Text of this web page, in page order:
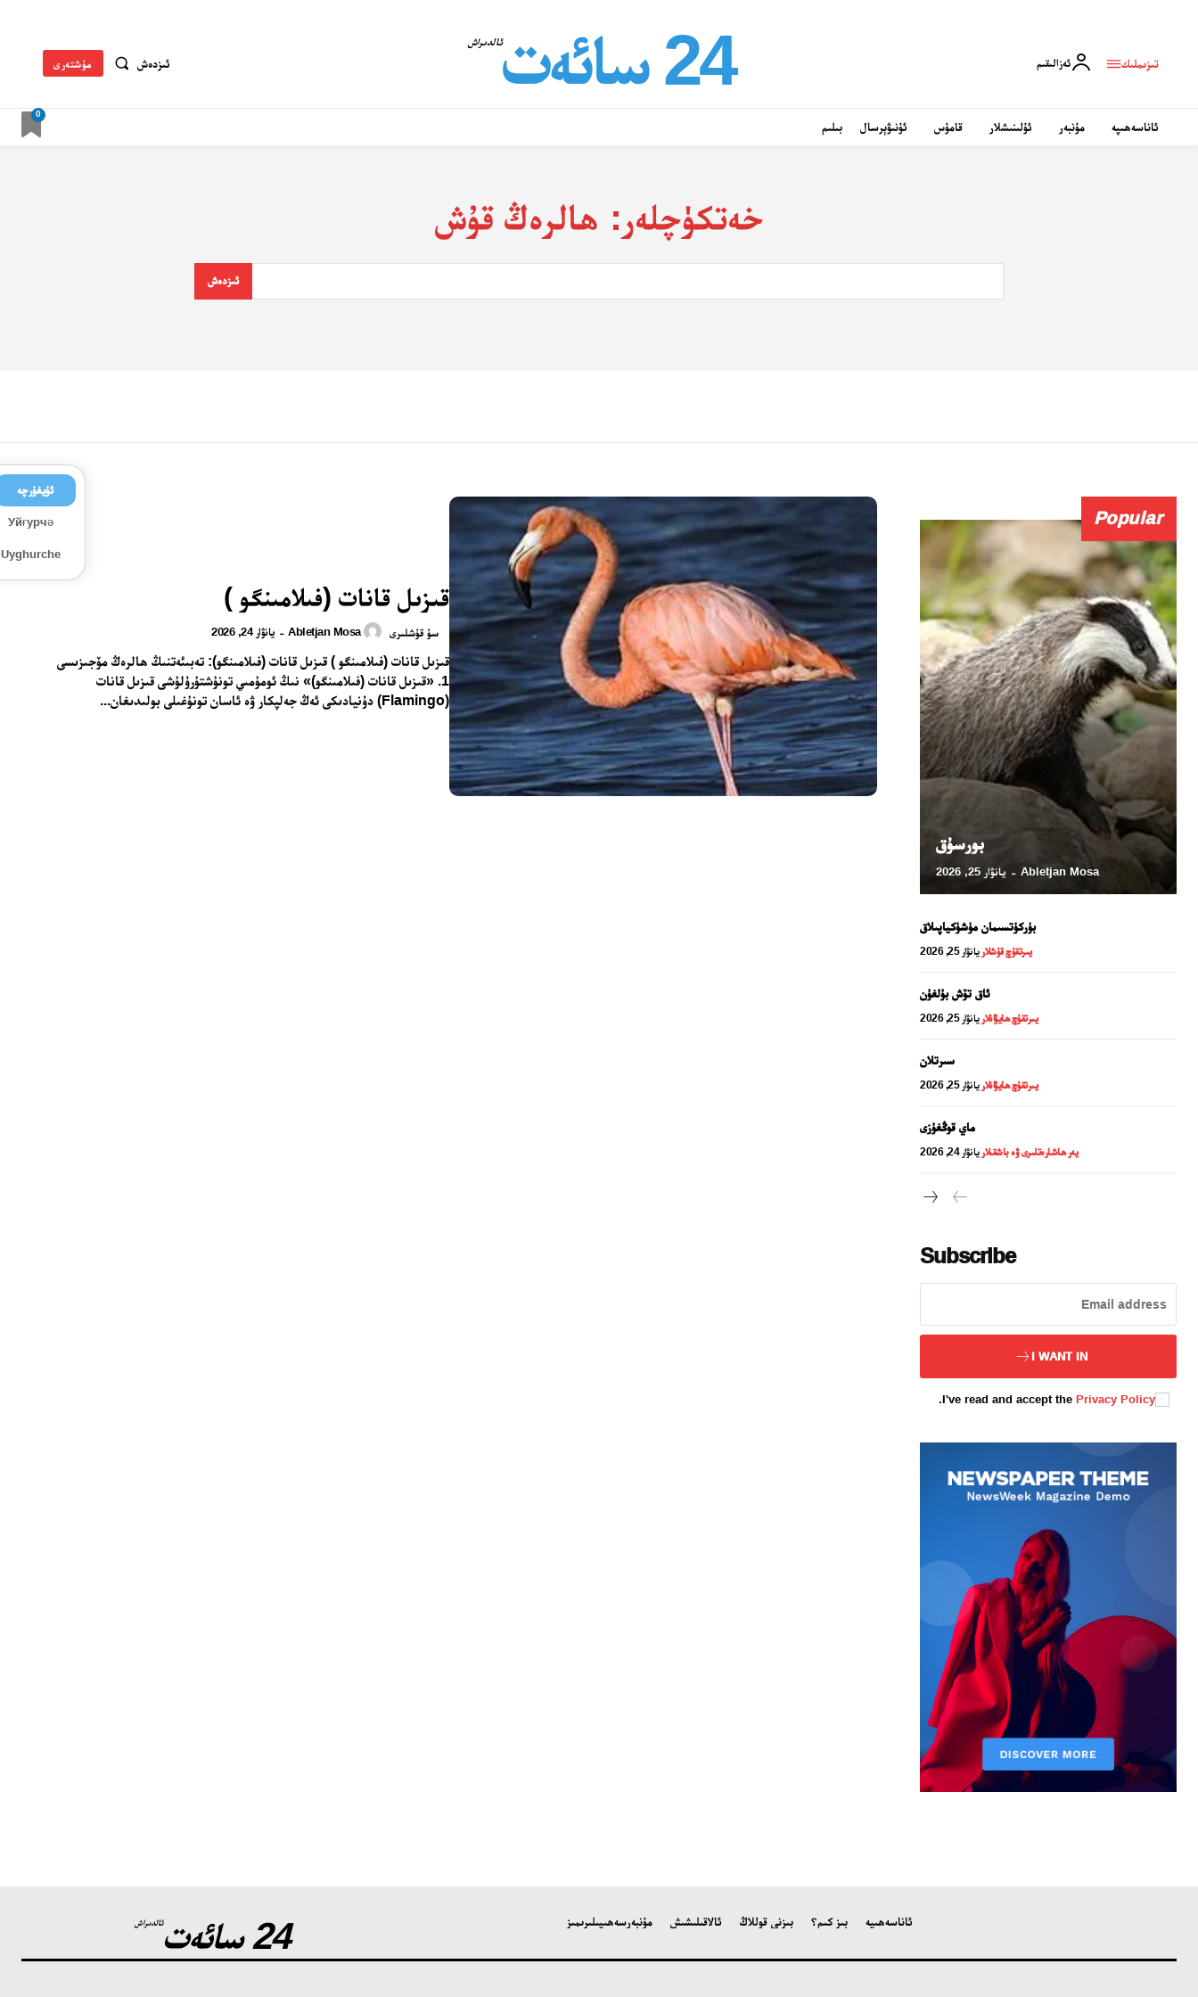
تىزىملىك ئەزالىقىم 24 سائەت ئالدىراش
ئىزدەش مۇشتەرى
ئاناسەھىپە مۇنبەر ئۇلىنىشلار قامۇس ئۇنىۋېرسال بىلىم
0
خەتكۈچلەر: ھالرەڭ قۇش
ئىزدەش
قىزىل قانات (فىلامىنگو )
سۇ قۇشلىرى Abletjan Mosa
- يانۋار 24, 2026
قىزىل قانات (فىلامىنگو ) قىزىل قانات (فىلامىنگو): تەبىئەتنىڭ ھالرەڭ مۆجىزىسى
1. «قىزىل قانات (فىلامىنگو)» نىڭ ئومۇمىي تونۇشتۇرۇلۇشى قىزىل قانات
(Flamingo) دۇنيادىكى ئەڭ جەلپكار ۋە ئاسان تونۇغىلى بولىدىغان...
Popular
بورسۇق
Abletjan Mosa
- يانۋار 25, 2026
بۈركۈتسىمان مۈشۈكياپىلاق
يىرتقۇچ قۇشلار يانۋار 25, 2026
ئاق تۆش بۇلغۇن
يىرتقۇچ ھايۋانلار يانۋار 25, 2026
سىرتلان
يىرتقۇچ ھايۋانلار يانۋار 25, 2026
ماي قوڭغۇزى
يەر ھاشارەتلىرى ۋە باشقىلار يانۋار 24, 2026
Subscribe
I WANT IN
I've read and accept the Privacy Policy
.
24 سائەت ئالدىراش ئاناسەھىپە بىز كىم؟ بىزنى قوللاڭ ئالاقىلىشىش مۇنبەرسەھىپىلىرىمىز
ئۇيغۇرچە
Уйғурчә
Uyghurche